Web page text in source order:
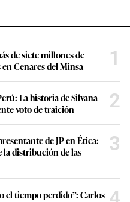
de siete millones de
Cenares del Minsa
1
La historia de Silvana
voto de traición
2
de JP en Ética:
la distribución de las
3
el tiempo perdido”: Carlos